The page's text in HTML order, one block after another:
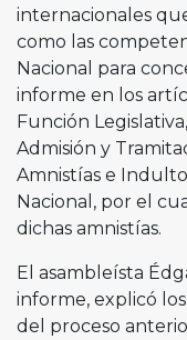
internacionales
como las
Nacional para
informe en los
Función
Admisión y
Amnistías e
Nacional, por el
dichas amnistías.
El asambleísta
informe, explicó
del proceso